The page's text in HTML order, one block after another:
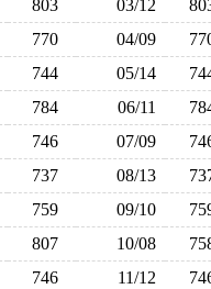
803 03/12
770 04/09
744 05/14
784 06/11
746 07/09
737 08/13
759 09/10
807 10/08
746 11/12